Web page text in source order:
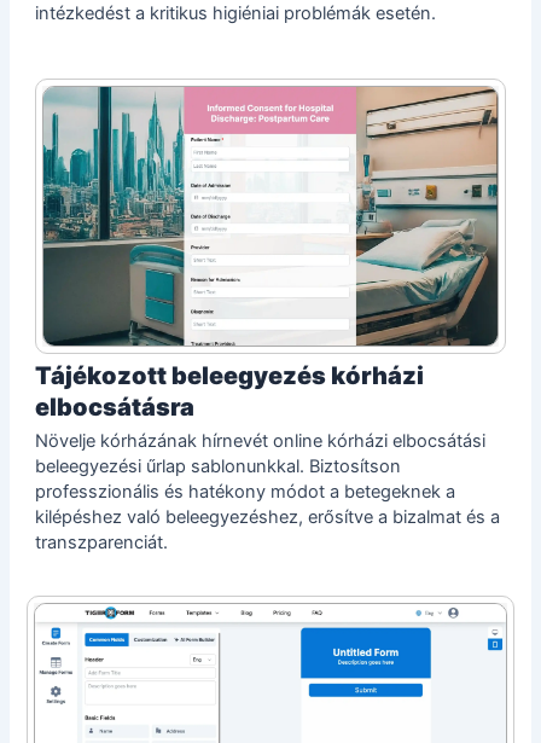
intézkedést a kritikus higiéniai problémák esetén.
Tájékozott beleegyezés kórházi
elbocsátásra
Növelje kórházának hírnevét online kórházi elbocsátási
beleegyezési űrlap sablonunkkal. Biztosítson
professzionális és hatékony módot a betegeknek a
kilépéshez való beleegyezéshez, erősítve a bizalmat és a
transzparenciát.